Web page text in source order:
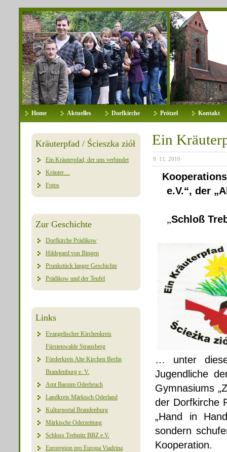
Home Aktuelles Dorfkirche Prötzel Kontakt
Kräuterpfad / Ścieszka ziół
Ein Kräuterpfad, der uns verbindet
Kräuter…
Fotos
Zur Geschichte
Dorfkirche Prädikow
Hildegard von Bingen
Prunkstück langer Geschichte
Prädikow und der Teufel
Links
Evangelischer Kirchenkreis
Fürstenwalde Strausberg
Förderkreis Alte Kirchen Berlin
Brandenburg e. V.
Amt Barnim Oderbruch
Landkreis Märkisch Oderland
Kulturportal Brandenburg
Märkische Oderzeitung
Schloss Trebnitz BBZ e.V.
Euroregion pro Europa Viadrina
Ein
9. 11. 2010
e.V.“, der
„Schloß
… unter
Jugendliche
Gymnasiums
der Dorfkirche
„Hand in
sondern
Kooperation.